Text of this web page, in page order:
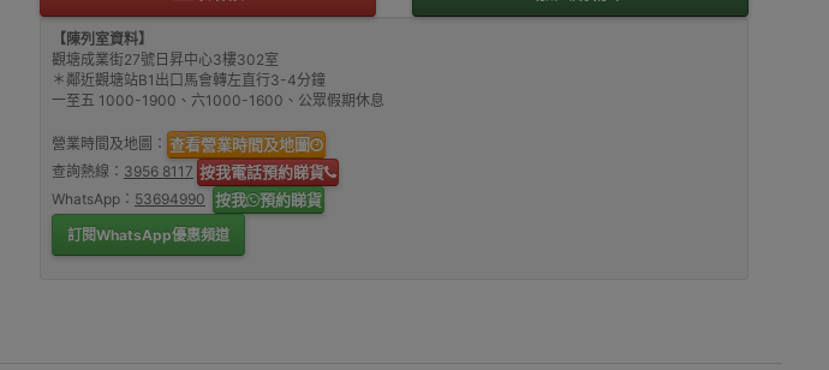
【陳列室資料】
觀塘成業街27號日昇中心3樓302室
＊鄰近觀塘站B1出口馬會轉左直行3-4分鐘
一至五 1000-1900、六1000-1600、公眾假期休息
營業時間及地圖： 查看營業時間及地圖
查詢熱線： 3956 8117 按我電話預約睇貨
WhatsApp： 53694990 按我 預約睇貨
訂閱WhatsApp優惠頻道